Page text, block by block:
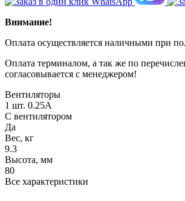
Внимание!
Оплата осуществляется наличными при
Оплата терминалом, а так же по
согласовывается с менеджером!
Вентиляторы
1 шт. 0.25А
С вентилятором
Да
Вес, кг
9.3
Высота, мм
80
Все характеристики